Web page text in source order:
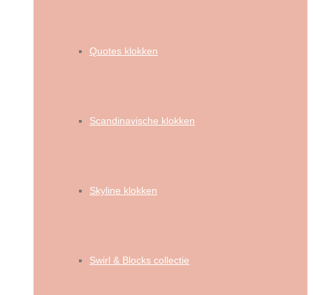
Quotes klokken
Scandinavische klokken
Skyline klokken
Swirl & Blocks collectie